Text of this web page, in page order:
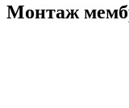
Монтаж